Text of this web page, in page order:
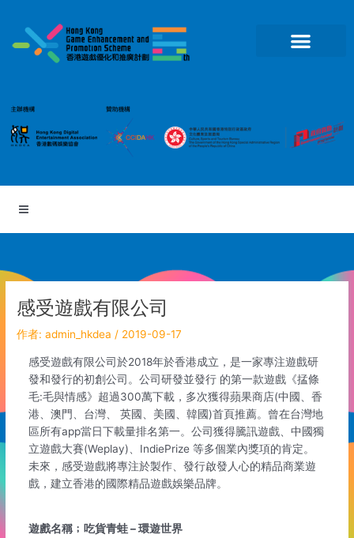
感受遊戲有限公司
作者:admin_hkdea/ 2019-09-17
感受遊戲有限公司於2018年於香港成立，是一家專注遊戲研
發和發行的初創公司。公司研發並發行 的第一款遊戲《掹條
毛:毛與情感》超過300萬下載，多次獲得蘋果商店(中國、香
港、澳門、台灣、 英國、美國、韓國)首頁推薦。曾在台灣地
區所有app當日下載量排名第一。公司獲得騰訊遊戲、中國獨
立遊戲大賽(Weplay)、IndiePrize 等多個業內獎項的肯定。
未來，感受遊戲將專注於製作、發行啟發人心的精品商業遊
戲，建立香港的國際精品遊戲娛樂品牌。
遊戲名稱﹔吃貨青蛙 – 環遊世界